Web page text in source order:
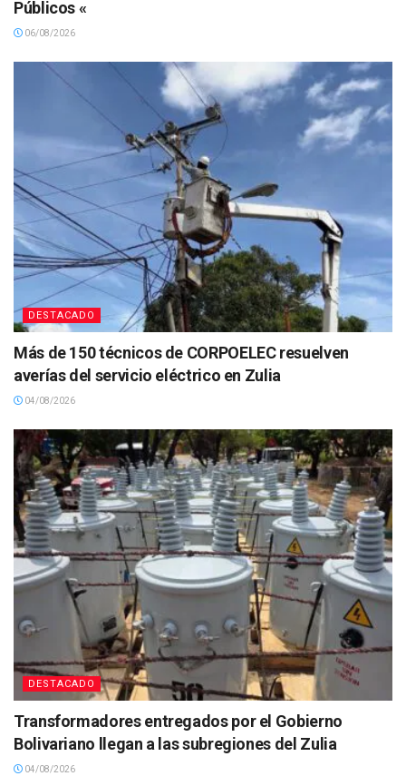
Públicos «
06/08/2026
DESTACADO
Más de 150 técnicos de CORPOELEC resuelven
averías del servicio eléctrico en Zulia
04/08/2026
DESTACADO
Transformadores entregados por el Gobierno
Bolivariano llegan a las subregiones del Zulia
04/08/2026